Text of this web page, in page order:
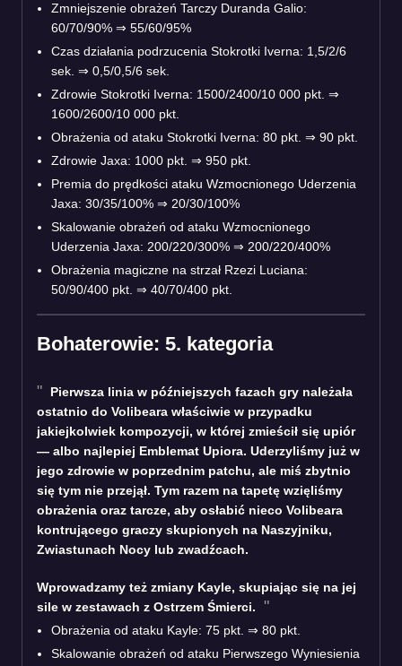
Zmniejszenie obrażeń Tarczy Duranda Galio:
60/70/90% ⇒ 55/60/95%
Czas działania podrzucenia Stokrotki Iverna: 1,5/2/6
sek. ⇒ 0,5/0,5/6 sek.
Zdrowie Stokrotki Iverna: 1500/2400/10 000 pkt. ⇒
1600/2600/10 000 pkt.
Obrażenia od ataku Stokrotki Iverna: 80 pkt. ⇒ 90 pkt.
Zdrowie Jaxa: 1000 pkt. ⇒ 950 pkt.
Premia do prędkości ataku Wzmocnionego Uderzenia
Jaxa: 30/35/100% ⇒ 20/30/100%
Skalowanie obrażeń od ataku Wzmocnionego
Uderzenia Jaxa: 200/220/300% ⇒ 200/220/400%
Obrażenia magiczne na strzał Rzezi Luciana:
50/90/400 pkt. ⇒ 40/70/400 pkt.
Bohaterowie: 5. kategoria
Pierwsza linia w późniejszych fazach gry należała
ostatnio do Volibeara właściwie w przypadku
jakiejkolwiek kompozycji, w której zmieścił się upiór
— albo najlepiej Emblemat Upiora. Uderzyliśmy już w
jego zdrowie w poprzednim patchu, ale miś zbytnio
się tym nie przejął. Tym razem na tapetę wzięliśmy
obrażenia oraz tarcze, aby osłabić nieco Volibeara
kontrującego graczy skupionych na Naszyjniku,
Zwiastunach Nocy lub zwadźcach.
Wprowadzamy też zmiany Kayle, skupiając się na jej
sile w zestawach z Ostrzem Śmierci.
Obrażenia od ataku Kayle: 75 pkt. ⇒ 80 pkt.
Skalowanie obrażeń od ataku Pierwszego Wyniesienia